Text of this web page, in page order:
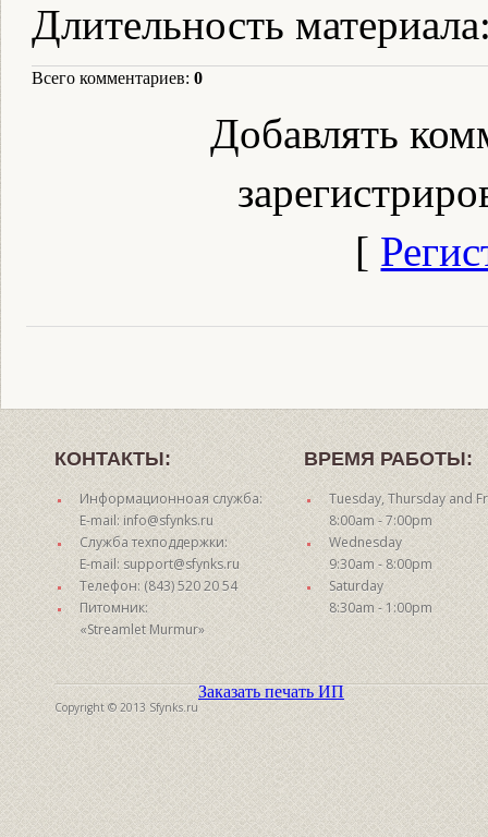
Длительность материала
Всего комментариев: 0
Добавлять
[
КОНТАКТЫ:
Информационноая служба:
E-mail: info@sfynks.ru
Служба техподдержки:
E-mail: support@sfynks.ru
Телефон: (843) 520 20 54
Питомник:
«Streamlet Murmur»
ВРЕМЯ РАБОТЫ:
Tuesday, Thursday and
8:00am - 7:00pm
Wednesday
9:30am - 8:00pm
Saturday
8:30am - 1:00pm
Copyright © 2013 Sfynks.ru
Заказать печать ИП